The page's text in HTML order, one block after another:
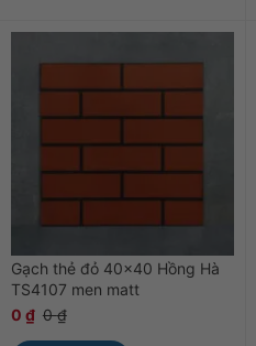
Gạch thẻ đỏ 40×40 Hồng Hà
TS4107 men matt
0 ₫ 0₫